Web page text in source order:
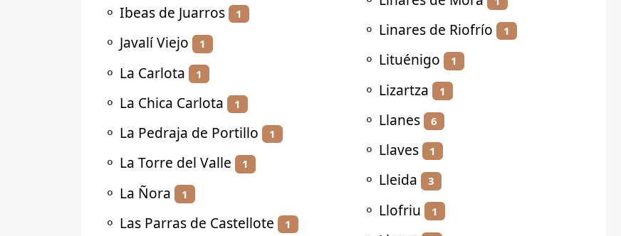
⚬ Ibeas de Juarros 1
⚬ Javalí Viejo 1
⚬ La Carlota 1
⚬ La Chica Carlota 1
⚬ La Pedraja de Portillo 1
⚬ La Torre del Valle 1
⚬ La Ñora 1
⚬ Las Parras de Castellote 1
⚬ Linares de Riofrío 1
⚬ Lituénigo 1
⚬ Lizartza 1
⚬ Llanes 6
⚬ Llaves 1
⚬ Lleida 3
⚬ Llofriu 1